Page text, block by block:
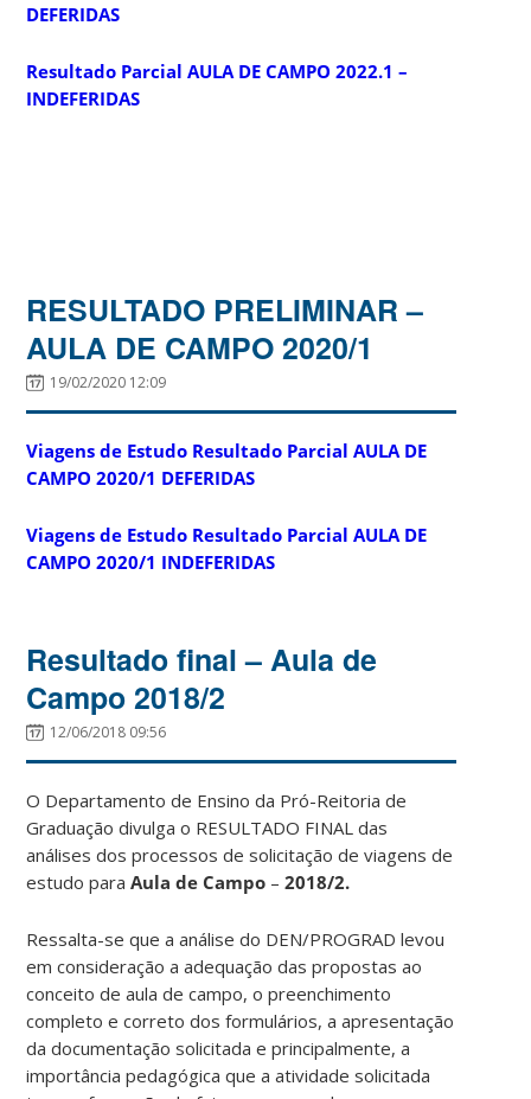
DEFERIDAS
Resultado Parcial AULA DE CAMPO 2022.1 –
INDEFERIDAS
RESULTADO PRELIMINAR –
AULA DE CAMPO 2020/1
19/02/2020 12:09
Viagens de Estudo Resultado Parcial AULA DE
CAMPO 2020/1 DEFERIDAS
Viagens de Estudo Resultado Parcial AULA DE
CAMPO 2020/1 INDEFERIDAS
Resultado final – Aula de
Campo 2018/2
12/06/2018 09:56
O Departamento de Ensino da Pró-Reitoria de
Graduação divulga o RESULTADO FINAL das
análises dos processos de solicitação de viagens de
estudo paraAula de Campo –2018/2.
Ressalta-se que a análise do DEN/PROGRAD levou
em consideração a adequação das propostas ao
conceito de aula de campo, o preenchimento
completo e correto dos formulários, a apresentação
da documentação solicitada e principalmente, a
importância pedagógica que a atividade solicitada